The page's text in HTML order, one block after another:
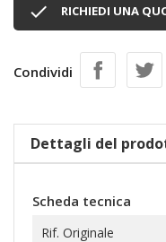
 RICHIEDI UNA
Condividi
Dettagli del
Scheda tecnica
Rif. Originale